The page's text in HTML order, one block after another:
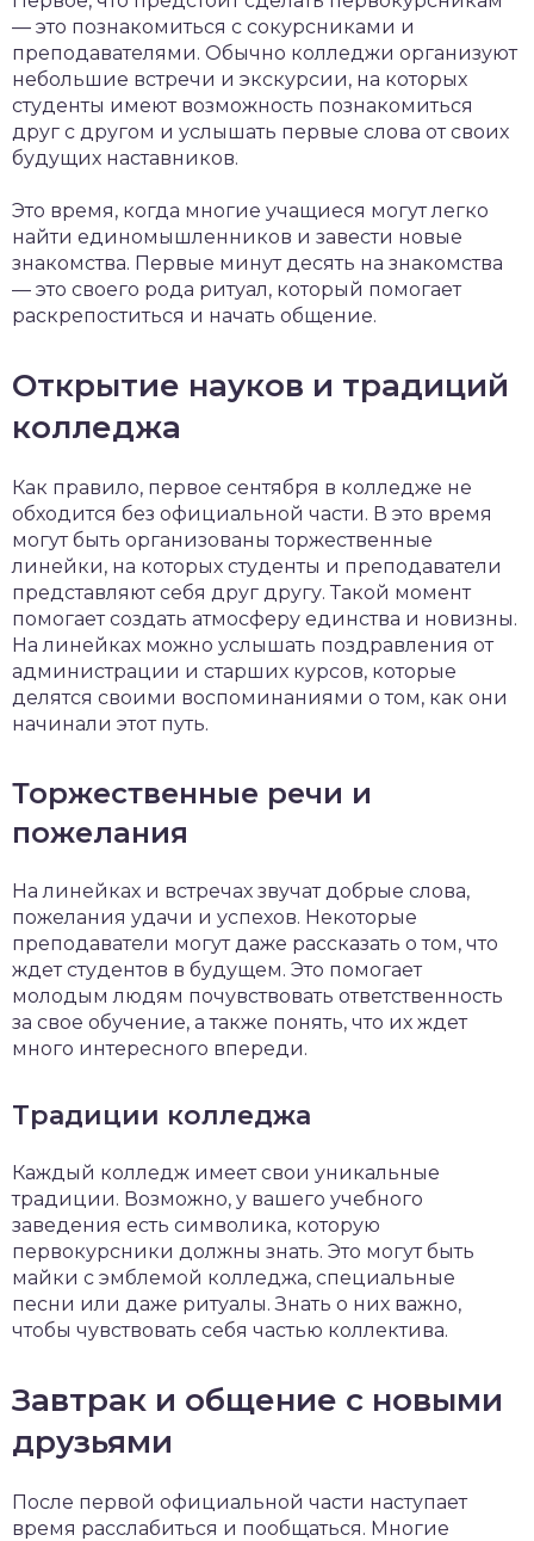
— это познакомиться с сокурсниками и
преподавателями. Обычно колледжи организуют
небольшие встречи и экскурсии, на которых
студенты имеют возможность познакомиться
друг с другом и услышать первые слова от своих
будущих наставников.
Это время, когда многие учащиеся могут легко
найти единомышленников и завести новые
знакомства. Первые минут десять на знакомства
— это своего рода ритуал, который помогает
раскрепоститься и начать общение.
Открытие науков и традиций
колледжа
Как правило, первое сентября в колледже не
обходится без официальной части. В это время
могут быть организованы торжественные
линейки, на которых студенты и преподаватели
представляют себя друг другу. Такой момент
помогает создать атмосферу единства и новизны.
На линейках можно услышать поздравления от
администрации и старших курсов, которые
делятся своими воспоминаниями о том, как они
начинали этот путь.
Торжественные речи и
пожелания
На линейках и встречах звучат добрые слова,
пожелания удачи и успехов. Некоторые
преподаватели могут даже рассказать о том, что
ждет студентов в будущем. Это помогает
молодым людям почувствовать ответственность
за свое обучение, а также понять, что их ждет
много интересного впереди.
Традиции колледжа
Каждый колледж имеет свои уникальные
традиции. Возможно, у вашего учебного
заведения есть символика, которую
первокурсники должны знать. Это могут быть
майки с эмблемой колледжа, специальные
песни или даже ритуалы. Знать о них важно,
чтобы чувствовать себя частью коллектива.
Завтрак и общение с новыми
друзьями
После первой официальной части наступает
время расслабиться и пообщаться. Многие